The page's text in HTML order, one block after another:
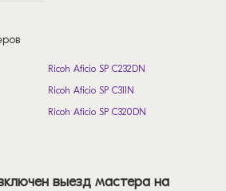
Ricoh Aficio SP C232DN
Ricoh Aficio SP C311N
Ricoh Aficio SP C320DN
выезд мастера на